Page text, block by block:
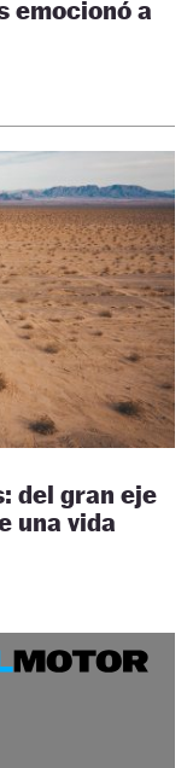
emocionó a
del gran eje
una vida